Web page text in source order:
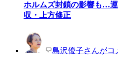
ホルムズ封鎖の影響も…
収・上方修正
島沢優子さんがコ